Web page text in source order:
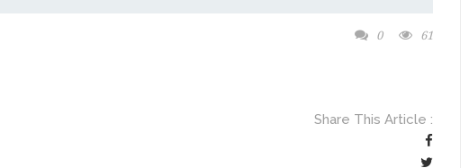
0 61
Share This Article :